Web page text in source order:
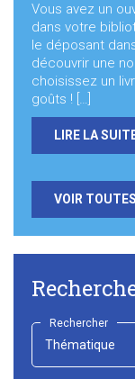
Vous avez un
dans votre
le déposant
découvrir une
choisissez un
goûts ! […]
LIRE LA
VOIR
Rechercher
Choisir